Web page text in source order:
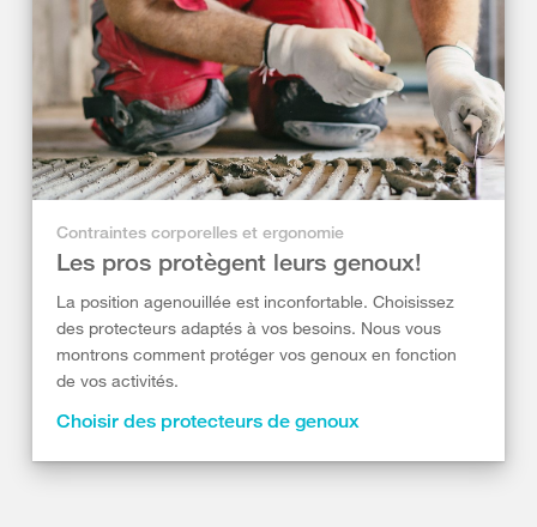
Contraintes corporelles et ergonomie
Les pros protègent leurs genoux!
La position agenouillée est inconfortable. Choisissez
des protecteurs adaptés à vos besoins. Nous vous
montrons comment protéger vos genoux en fonction
de vos activités.
Choisir des protecteurs de genoux